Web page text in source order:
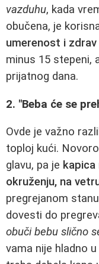
vazduhu, kada
obučena, je
umerenost i zdrav
minus 15 stepeni,
prijatnog dana.
2. "Beba će se
Ovde je važno
toploj kući.
glavu, pa je kapica
okruženju, na
pregrejanom
dovesti do
obuči bebu slično
vama nije hladno